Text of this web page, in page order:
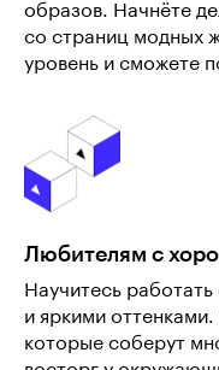
образов. Начнёте
со страниц модных
уровень и сможете
Любителям с
Научитесь
и яркими
которые соберут